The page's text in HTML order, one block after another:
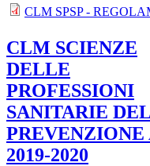
CLM SPSP -
CLM SCIENZE
DELLE
PROFESSIONI
SANITARIE
PREVENZIONE
2019-2020